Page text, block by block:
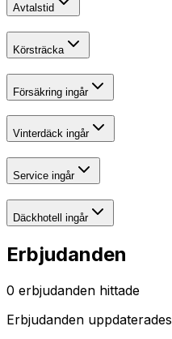
Avtalstid
Körsträcka
Försäkring ingår
Vinterdäck ingår
Service ingår
Däckhotell ingår
Erbjudanden
0 erbjudanden hittade
Erbjudanden uppdaterades